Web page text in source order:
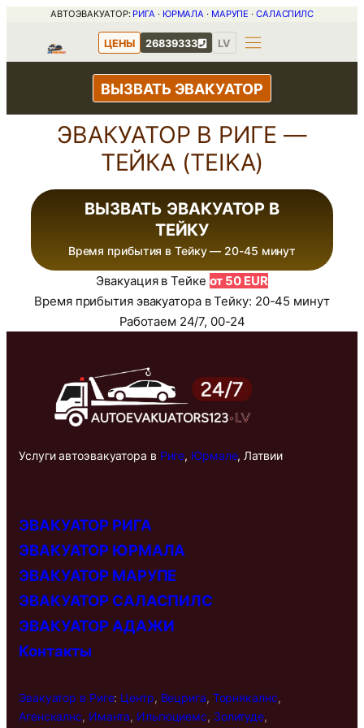
Перейти
содержимому
АВТОЭВАКУАТОР: РИГА · ЮРМАЛА · МАРУПЕ · САЛАСПИЛС
ЦЕНЫ 26839333 LV
ВЫЗВАТЬ ЭВАКУАТОР
ЭВАКУАТОР В РИГЕ —
ТЕЙКА (TEIKA)
ВЫЗВАТЬ ЭВАКУАТОР В
ТЕЙКУ
Время прибытия в Тейку — 20-45 минут
Эвакуация в Тейке от 50 EUR
Время прибытия эвакуатора в Тейку: 20-45 минут
Работаем 24/7, 00-24
Услуги автоэвакуатора в Риге, Юрмале, Латвии
ЭВАКУАТОР РИГА
ЭВАКУАТОР ЮРМАЛА
ЭВАКУАТОР МАРУПЕ
ЭВАКУАТОР САЛАСПИЛС
ЭВАКУАТОР АДАЖИ
Контакты
Эвакуатор в Риге: Центр, Вецрига, Торнякалнс,
Агенскалнс, Иманта, Ильгюциемс, Золитуде,